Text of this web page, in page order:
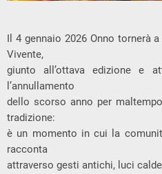
Il 4 gennaio 2026 Onno tornerà
Vivente,
giunto all’ottava edizione e
l’annullamento
dello scorso anno per
tradizione:
è un momento in cui la
racconta
attraverso gesti antichi, luci